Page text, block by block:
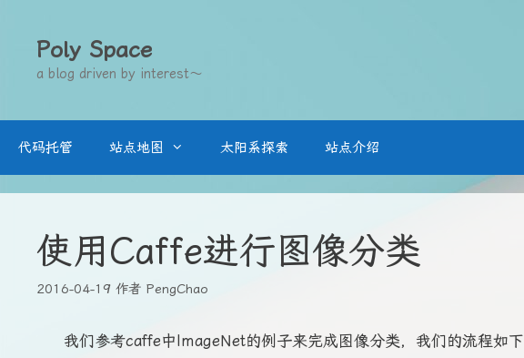
Poly Space
a blog driven by interest～
代码托管 站点地图 太阳系探索 站点介绍
使用Caffe进行图像分类
2016-04-19 作者 PengChao
我们参考caffe中ImageNet的例子来完成图像分类，我们的流程如下